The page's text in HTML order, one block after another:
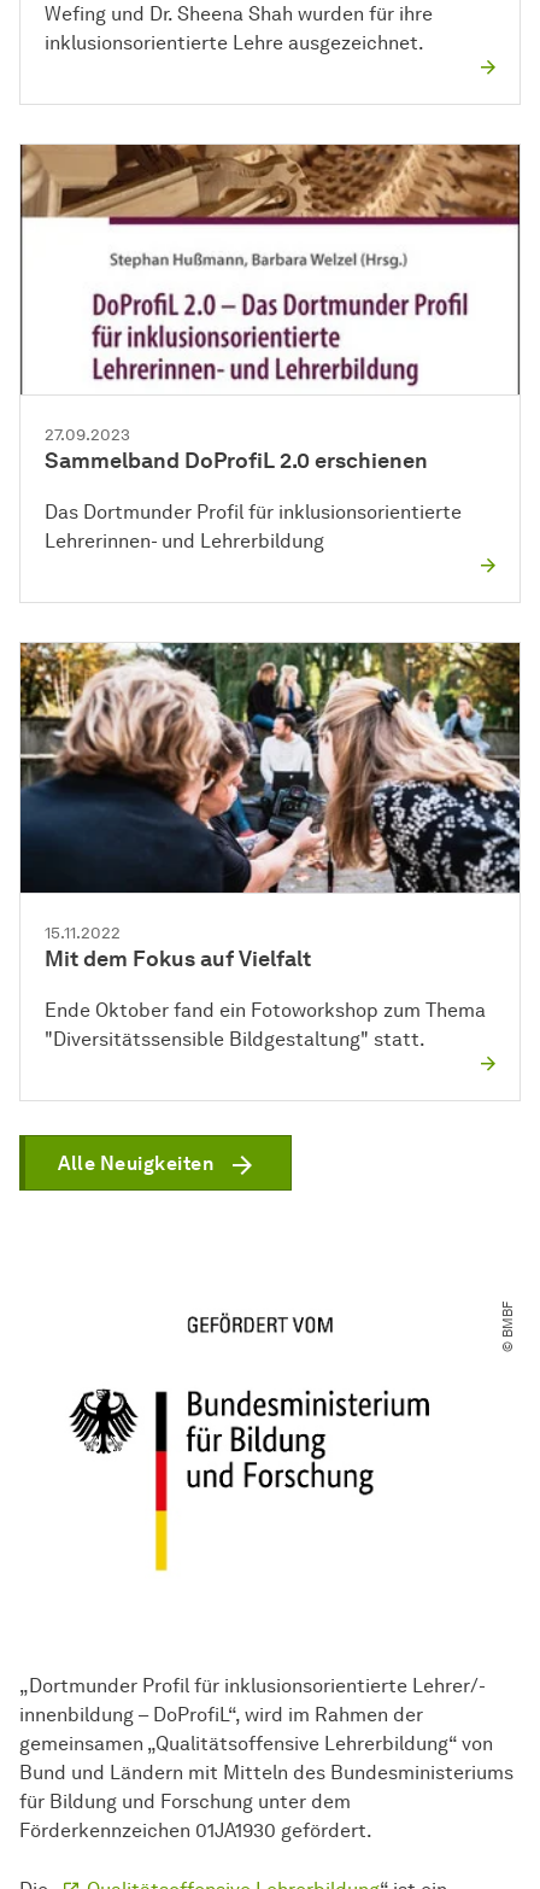
Wefing und Dr. Sheena Shah wurden für ihre
inklusionsorientierte Lehre ausgezeichnet.
27.09.2023
Sammelband DoProfiL 2.0 erschienen
Das Dortmunder Profil für inklusionsorientierte
Lehrerinnen- und Lehrerbildung
15.11.2022
Mit dem Fokus auf Vielfalt
Ende Oktober fand ein Fotoworkshop zum Thema
"Diversitätssensible Bildgestaltung" statt.
Alle Neuigkeiten
© BMBF
„Dortmunder Profil für inklusionsorientierte Lehrer/-
innenbildung – DoProfiL“, wird im Rahmen der
gemeinsamen „Qualitätsoffensive Lehrerbildung“ von
Bund und Ländern mit Mitteln des Bundesministeriums
für Bildung und Forschung unter dem
Förderkennzeichen 01JA1930 gefördert.